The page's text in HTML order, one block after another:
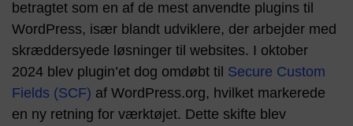
betragtet som en af de mest anvendte plugins til
WordPress, især blandt udviklere, der arbejder med
skræddersyede løsninger til websites. I oktober
2024 blev plugin’et dog omdøbt til Secure Custom
Fields (SCF) af WordPress.org, hvilket markerede
en ny retning for værktøjet. Dette skifte blev